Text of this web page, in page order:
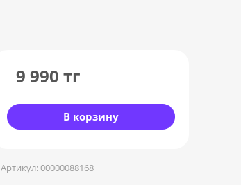
9 990 тг
В корзину
Артикул:00000088168